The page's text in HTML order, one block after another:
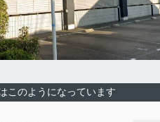
このようになっています